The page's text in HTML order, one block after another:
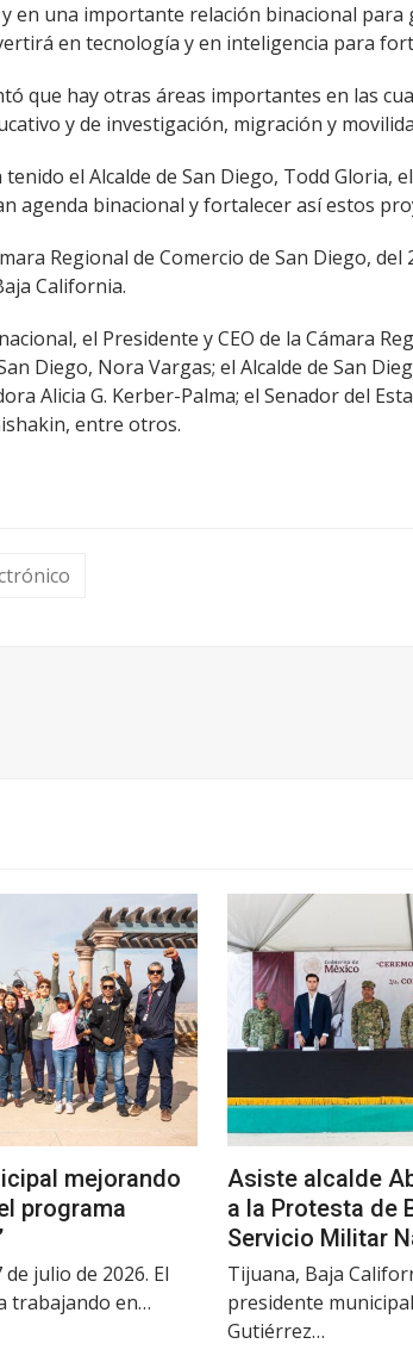
en una importante relación binacional
en tecnología y en inteligencia para
que hay otras áreas importantes en las
y de investigación, migración y
el Alcalde de San Diego, Todd
agenda binacional y fortalecer así estos
Regional de Comercio de San Diego,
California.
el Presidente y CEO de la Cámara
Diego, Nora Vargas; el Alcalde de San
Alicia G. Kerber-Palma; el Senador del
entre otros.
mejorando
programa
julio de 2026. El
trabajando en…
Asiste alcalde
a la Protesta de
Servicio Militar
Tijuana, Baja
presidente
Gutiérrez…